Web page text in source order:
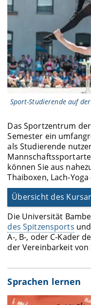
Sport-Studierende auf der
Das Sportzentrum
Semester ein
als Studierende
können Sie aus
Thaiboxen, Lach-
Übersicht des
Die Universität
des Spitzensports
A-, B-, oder C-Kader
der Vereinbarkeit
Sprachen lernen